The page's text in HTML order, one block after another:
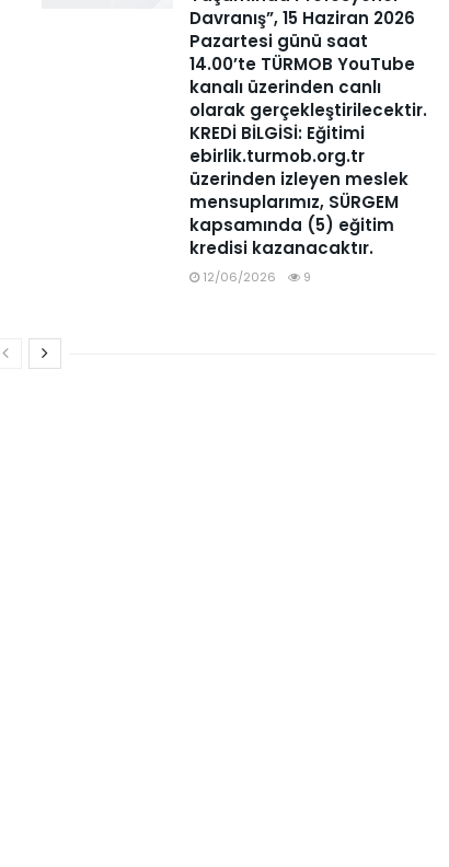
Davranış”, 15 Haziran 2026
Pazartesi günü saat
14.00’te TÜRMOB YouTube
kanalı üzerinden canlı
olarak gerçekleştirilecektir.
KREDİ BİLGİSİ: Eğitimi
ebirlik.turmob.org.tr
üzerinden izleyen meslek
mensuplarımız, SÜRGEM
kapsamında (5) eğitim
kredisi kazanacaktır.
12/06/2026 9